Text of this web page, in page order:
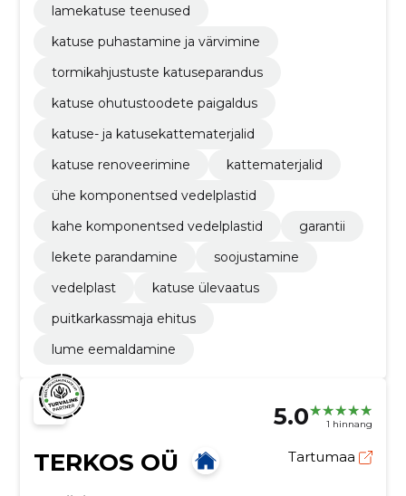
lamekatuse teenused
katuse puhastamine ja värvimine
tormikahjustuste katuseparandus
katuse ohutustoodete paigaldus
katuse- ja katusekattematerjalid
katuse renoveerimine
kattematerjalid
ühe komponentsed vedelplastid
kahe komponentsed vedelplastid
garantii
lekete parandamine
soojustamine
vedelplast
katuse ülevaatus
puitkarkassmaja ehitus
lume eemaldamine
5.0 1 hinnang
TERKOS OÜ Tartumaa